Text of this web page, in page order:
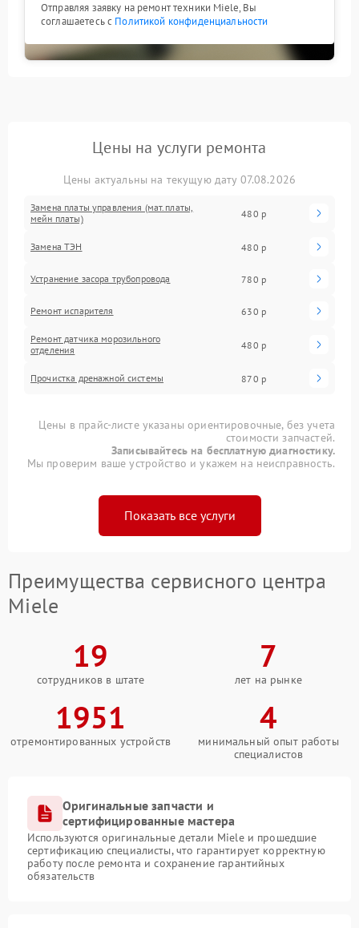
Отправляя заявку на ремонт техники Miele, Вы
соглашаетесь с Политикой конфиденциальности
Цены на услуги ремонта
Цены актуальны на текущую дату 07.08.2026
Замена платы управления (мат.платы,
мейн платы)
480 р
Замена ТЭН 480 р
Устранение засора трубопровода 780 р
Ремонт испарителя 630 р
Ремонт датчика морозильного
отделения
480 р
Прочистка дренажной системы 870 р
Цены в прайс-листе указаны ориентировочные, без учета
стоимости запчастей.
Записывайтесь на бесплатную диагностику.
Мы проверим ваше устройство и укажем на неисправность.
Показать все услуги
Преимущества сервисного центра
Miele
19
сотрудников в штате
7
лет на рынке
1951
отремонтированных устройств
4
минимальный опыт работы
специалистов
Оригинальные запчасти и
сертифицированные мастера
Используются оригинальные детали Miele и прошедшие
сертификацию специалисты, что гарантирует корректную
работу после ремонта и сохранение гарантийных
обязательств